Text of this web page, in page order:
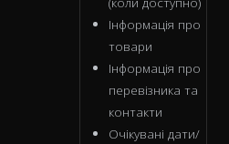
Інформація про
товари
Інформація про
перевізника та
контакти
Очікувані дати/